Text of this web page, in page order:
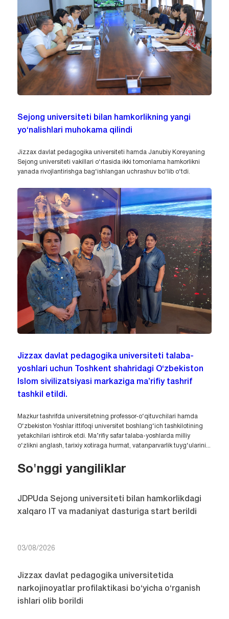
Sejong universiteti bilan hamkorlikning yangi
yo‘nalishlari muhokama qilindi
Jizzax davlat pedagogika universiteti hamda Janubiy Koreyaning
Sejong universiteti vakillari o‘rtasida ikki tomonlama hamkorlikni
yanada rivojlantirishga bag‘ishlangan uchrashuv bo‘lib o‘tdi.
Jizzax davlat pedagogika universiteti talaba-
yoshlari uchun Toshkent shahridagi O‘zbekiston
Islom sivilizatsiyasi markaziga ma’rifiy tashrif
tashkil etildi.
Mazkur tashrifda universitetning professor-o‘qituvchilari hamda
O‘zbekiston Yoshlar ittifoqi universitet boshlang‘ich tashkilotining
yetakchilari ishtirok etdi. Ma’rifiy safar talaba-yoshlarda milliy
o‘zlikni anglash, tarixiy xotiraga hurmat, vatanparvarlik tuyg‘ularini...
So'nggi yangiliklar
JDPUda Sejong universiteti bilan hamkorlikdagi
xalqaro IT va madaniyat dasturiga start berildi
03/08/2026
Jizzax davlat pedagogika universitetida
narkojinoyatlar profilaktikasi bo‘yicha o‘rganish
ishlari olib borildi